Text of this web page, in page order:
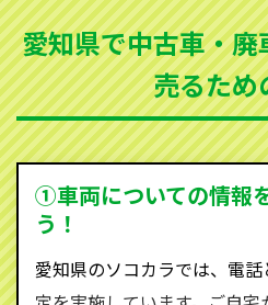
まった車、車検が切れて動
買取可能です。
ソコカラは世界１１０か国
を持ち、国内に自社物流網
ため、中間マージンがかか
を実現し、お客様に利益を還
す。
590-870）までお問い合わせ
愛知県で中古車・
売るため
①車両についての情報
う！
愛知県のソコカラでは、電